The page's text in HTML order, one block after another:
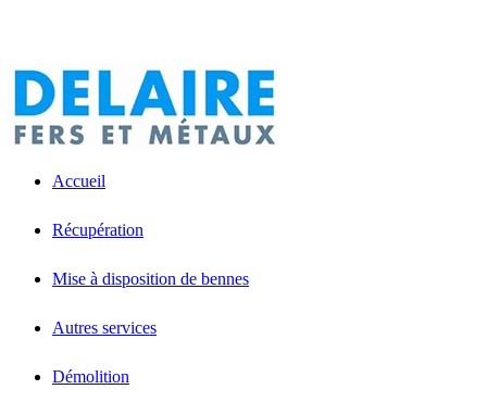
Accueil
Récupération
Mise à disposition de bennes
Autres services
Démolition